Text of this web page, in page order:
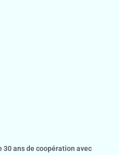
ans de coopération avec